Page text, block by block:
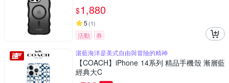
$1,880
5 (1)
活動
券
湛藍海洋是美式自由與冒險的精神
【COACH】iPhone 14系列 精品手機殼 漸層藍
經典大C